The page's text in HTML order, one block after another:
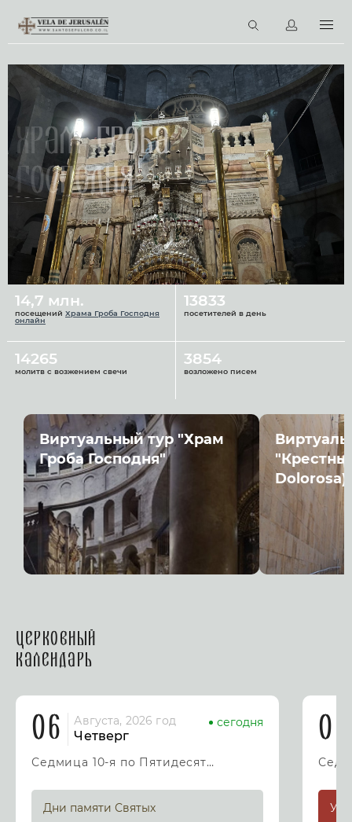
Виртуальные туры
Библиотека
Наши святыни
Новости
Церковный календарь
RU
Храм Гроба
Господня
14,7 млн.
посещений Храма Гроба Господня
онлайн
13833
посетителей в день
14265
молитв с возжением свечи
3854
возложено писем
Виртуальный тур "Храм
Гроба Господня"
Dolorosa)"
Церковный
календарь
06 Августа, 2026 год
Четверг
сегодня
Седмица 10-я по Пятидесятнице
Дни памяти Святых
07